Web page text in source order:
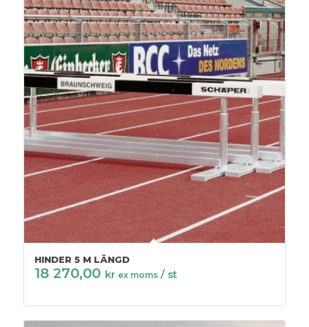
HINDER 5 M LÄNGD
18 270,00 kr ex moms / st